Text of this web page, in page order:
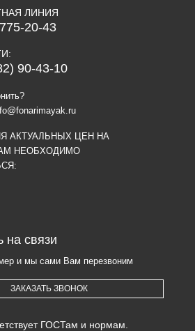
ЛИНИЯ
20-43
90-43-10
АКТУАЛЬНЫХ ЦЕН НА
НЕОБХОДИМО
на связи
и мы сами Вам перезвоним
ЗАКАЗАТЬ ЗВОНОК
ГОСТам и нормам.